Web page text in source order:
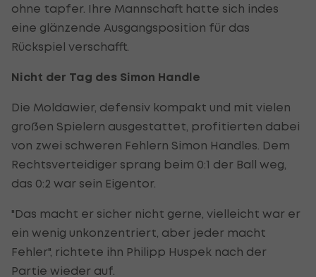
ohne tapfer. Ihre Mannschaft hatte sich indes
eine glänzende Ausgangsposition für das
Rückspiel verschafft.
Nicht der Tag des Simon Handle
Die Moldawier, defensiv kompakt und mit vielen
großen Spielern ausgestattet, profitierten dabei
von zwei schweren Fehlern Simon Handles. Dem
Rechtsverteidiger sprang beim 0:1 der Ball weg,
das 0:2 war sein Eigentor.
"Das macht er sicher nicht gerne, vielleicht war er
ein wenig unkonzentriert, aber jeder macht
Fehler", richtete ihn Philipp Huspek nach der
Partie wieder auf.